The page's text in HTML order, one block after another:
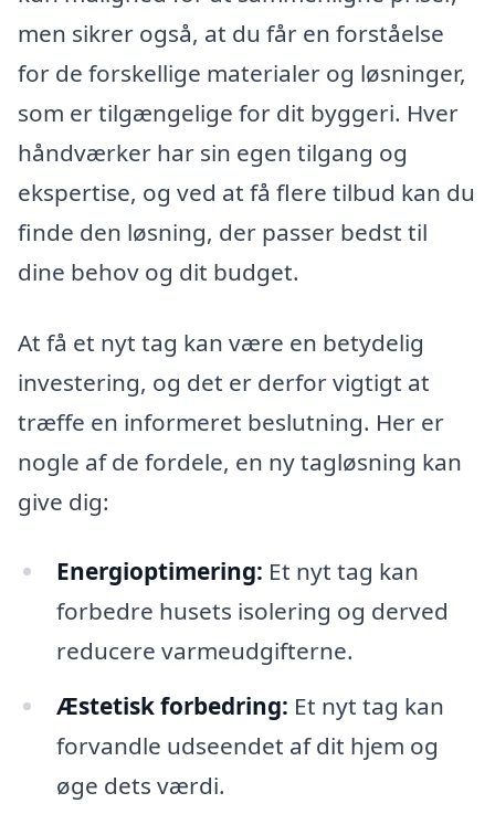
men sikrer også, at du får en forståelse
for de forskellige materialer og løsninger,
som er tilgængelige for dit byggeri. Hver
håndværker har sin egen tilgang og
ekspertise, og ved at få flere tilbud kan du
finde den løsning, der passer bedst til
dine behov og dit budget.
At få et nyt tag kan være en betydelig
investering, og det er derfor vigtigt at
træffe en informeret beslutning. Her er
nogle af de fordele, en ny tagløsning kan
give dig:
Energioptimering: Et nyt tag kan
forbedre husets isolering og derved
reducere varmeudgifterne.
Æstetisk forbedring: Et nyt tag kan
forvandle udseendet af dit hjem og
øge dets værdi.